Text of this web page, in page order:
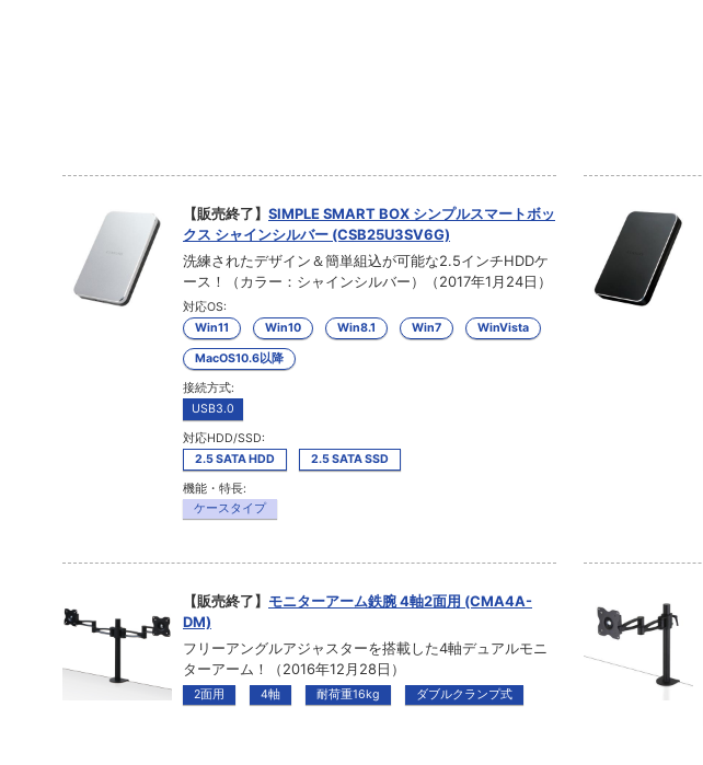
【販売終了】 SIMPLE SMART BOX シンプルスマートボッ
クス シャインシルバー (CSB25U3SV6G)
洗練されたデザイン＆簡単組込が可能な2.5インチHDDケ
ース！（カラー：シャインシルバー）（2017年1月24日）
対応OS:
Win11
Win10 Win8.1 Win7 WinVista
MacOS10.6以降
接続方式:
USB3.0
対応HDD/SSD:
2.5 SATA HDD
2.5 SATA SSD
機能・特長:
ケースタイプ
【販売終了】 モニターアーム鉄腕 4軸2面用 (CMA4A-
DM)
フリーアングルアジャスターを搭載した4軸デュアルモニ
ターアーム！（2016年12月28日）
2面用 4軸 耐荷重16kg ダブルクランプ式